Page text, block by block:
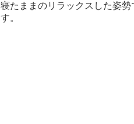
寝たままのリラックスした姿
す。